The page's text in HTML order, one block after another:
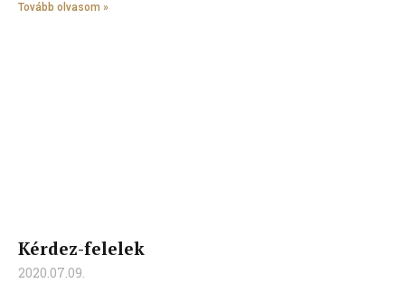
Tovább olvasom »
Kérdez-felelek
2020.07.09.